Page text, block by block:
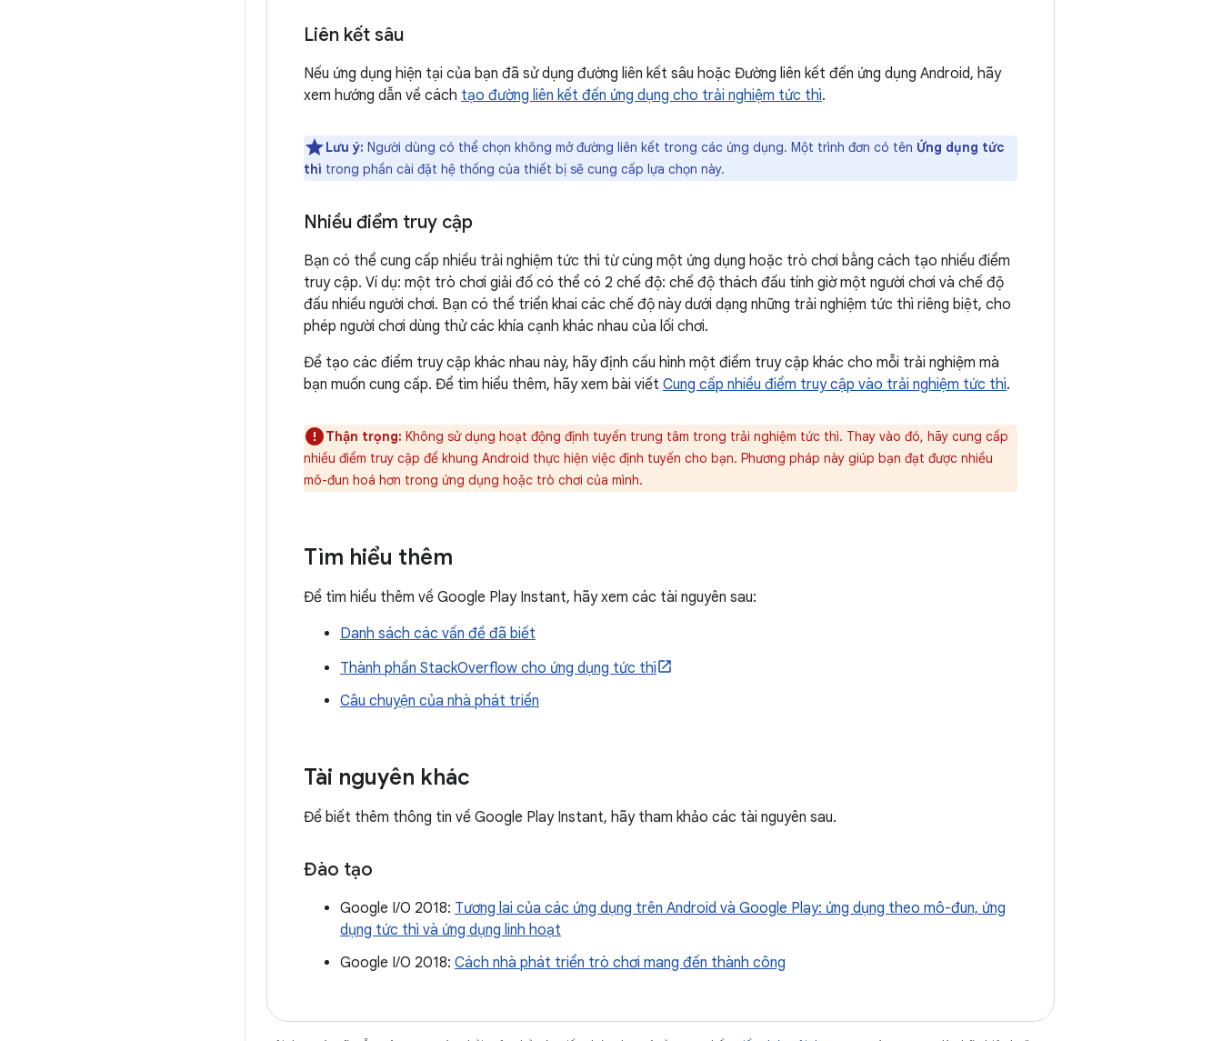
Liên kết sâu
Nếu ứng dụng hiện tại của bạn đã sử dụng đường liên kết sâu hoặc Đường liên kết đến ứng dụng Android, hãy
xem hướng dẫn về cách tạo đường liên kết đến ứng dụng cho trải nghiệm tức thì.
Lưu ý: Người dùng có thể chọn không mở đường liên kết trong các ứng dụng. Một trình đơn có tên Ứng dụng tức
thì trong phần cài đặt hệ thống của thiết bị sẽ cung cấp lựa chọn này.
Nhiều điểm truy cập
Bạn có thể cung cấp nhiều trải nghiệm tức thì từ cùng một ứng dụng hoặc trò chơi bằng cách tạo nhiều điểm
truy cập. Ví dụ: một trò chơi giải đố có thể có 2 chế độ: chế độ thách đấu tính giờ một người chơi và chế độ
đấu nhiều người chơi. Bạn có thể triển khai các chế độ này dưới dạng những trải nghiệm tức thì riêng biệt, cho
phép người chơi dùng thử các khía cạnh khác nhau của lối chơi.
Để tạo các điểm truy cập khác nhau này, hãy định cấu hình một điểm truy cập khác cho mỗi trải nghiệm mà
bạn muốn cung cấp. Để tìm hiểu thêm, hãy xem bài viết Cung cấp nhiều điểm truy cập vào trải nghiệm tức thì.
Thận trọng: Không sử dụng hoạt động định tuyến trung tâm trong trải nghiệm tức thì. Thay vào đó, hãy cung cấp
nhiều điểm truy cập để khung Android thực hiện việc định tuyến cho bạn. Phương pháp này giúp bạn đạt được nhiều
mô-đun hoá hơn trong ứng dụng hoặc trò chơi của mình.
Tìm hiểu thêm
Để tìm hiểu thêm về Google Play Instant, hãy xem các tài nguyên sau:
Danh sách các vấn đề đã biết
Thành phần StackOverflow cho ứng dụng tức thì
Câu chuyện của nhà phát triển
Tài nguyên khác
Để biết thêm thông tin về Google Play Instant, hãy tham khảo các tài nguyên sau.
Đào tạo
Google I/O 2018: Tương lai của các ứng dụng trên Android và Google Play: ứng dụng theo mô-đun, ứng
dụng tức thì và ứng dụng linh hoạt
Google I/O 2018: Cách nhà phát triển trò chơi mang đến thành công